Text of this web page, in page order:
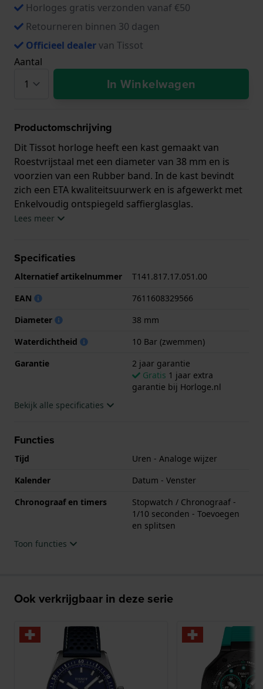
Horloges gratis verzonden vanaf €50
Retourneren binnen 30 dagen
Officieel dealervan Tissot
Aantal
In Winkelwagen
Productomschrijving
Dit Tissot horloge heeft een kast gemaakt van
Roestvrijstaal met een diameter van 38 mm en is
voorzien van een Rubber band. In de kast bevindt
zich een ETA kwaliteitsuurwerk en is afgewerkt met
Enkelvoudig ontspiegeld saffierglasglas.
horloge geleverd met 2 jaar garantie.
Lees meer
Specificaties
Alternatief artikelnummer
T141.817.17.051.00
EAN
7611608329566
Diameter
38 mm
Waterdichtheid
10 Bar (zwemmen)
Garantie
2 jaar garantie
Gratis 1 jaar extra
garantie bij Horloge.nl
Bekijk alle specificaties
Functies
Tijd
Uren - Analoge wijzer
Kalender
Datum - Venster
Chronograaf en timers
Stopwatch / Chronograaf -
1/10 seconden - Toevoegen
en splitsen
Toon functies
Ook verkrijgbaar in deze serie